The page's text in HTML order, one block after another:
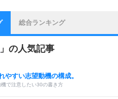
総合ランキング
」の人気記事
やすい志望動機の構成。
機で注意したい30の書き方